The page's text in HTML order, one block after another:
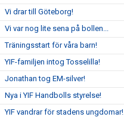
Vi drar till Göteborg!
Vi var nog lite sena på bollen...
Träningsstart för våra barn!
YIF-familjen intog Tosselilla!
Jonathan tog EM-silver!
Nya i YIF Handbolls styrelse!
YIF vandrar för stadens ungdomar!